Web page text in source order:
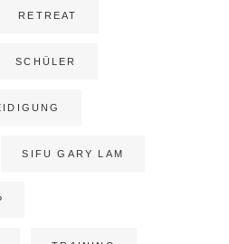
RETREAT
SCHÜLER
SIFU GARY LAM